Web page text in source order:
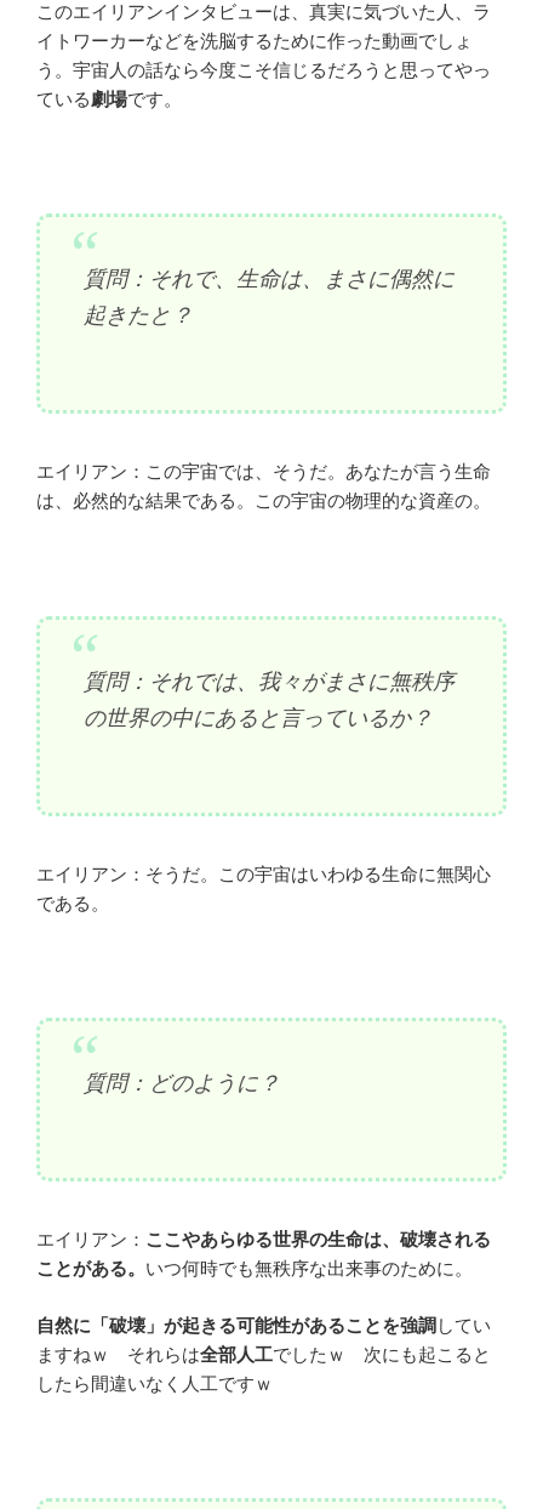
このエイリアンインタビューは、真実に気づいた人、ラ
イトワーカーなどを洗脳するために作った動画でしょ
う。宇宙人の話なら今度こそ信じるだろうと思ってやっ
ている劇場です。
質問：それで、生命は、まさに偶然に
起きたと？
エイリアン：この宇宙では、そうだ。あなたが言う生命
は、必然的な結果である。この宇宙の物理的な資産の。
質問：それでは、我々がまさに無秩序
の世界の中にあると言っているか？
エイリアン：そうだ。この宇宙はいわゆる生命に無関心
である。
質問：どのように？
エイリアン： ここやあらゆる世界の生命は、破壊される
ことがある。 いつ何時でも無秩序な出来事のために。
自然に「破壊」が起きる可能性があることを強調 してい
ますねｗ それらは全部人工でしたｗ 次にも起こると
したら間違いなく人工ですｗ